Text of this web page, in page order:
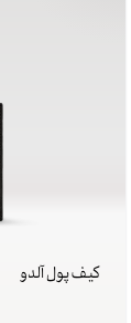
کیف پول آلدو